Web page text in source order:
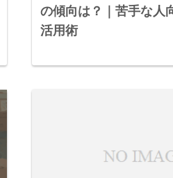
の傾向は？｜苦手な人
活用術